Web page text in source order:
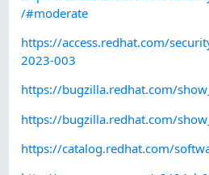
/#moderate
https://access.redhat.com/
2023-003
https://bugzilla.redhat.com/
https://bugzilla.redhat.com/
https://catalog.redhat.com/